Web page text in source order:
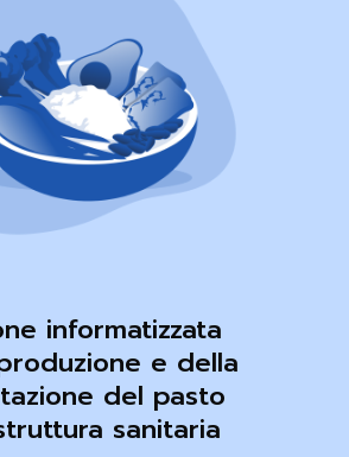
informatizzata
e della
del pasto
sanitaria